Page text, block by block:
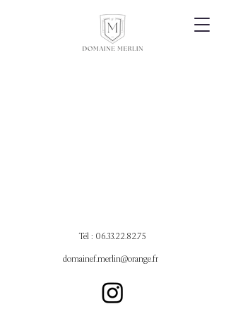
Tél : 06.33.22.82.75
domainef.merlin@orange.fr